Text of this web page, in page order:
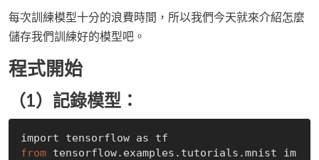
每次訓練模型十分的浪費時間，所以我們今天就來介紹怎麼
儲存我們訓練好的模型吧。
程式開始
（1）記錄模型：
from tensorflow.examples.tutorials.mnist im